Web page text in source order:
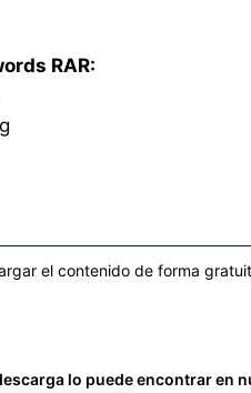
RAR:
el contenido de forma
lo puede encontrar en